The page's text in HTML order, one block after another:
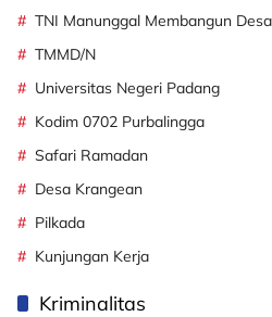
TNI Manunggal Membangun Desa
TMMD/N
Universitas Negeri Padang
Kodim 0702 Purbalingga
Safari Ramadan
Desa Krangean
Pilkada
Kunjungan Kerja
Kriminalitas